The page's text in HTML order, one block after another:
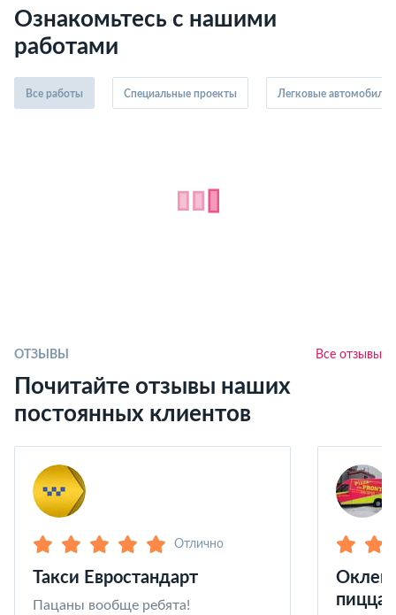
Ознакомьтесь с нашими
работами
Все работы Специальные проекты Легковые автомобили
ОТЗЫВЫ Все отзывы
Почитайте отзывы наших
постоянных клиентов
Отлично
Такси Евростандарт
Пацаны вообще ребята!
пицца